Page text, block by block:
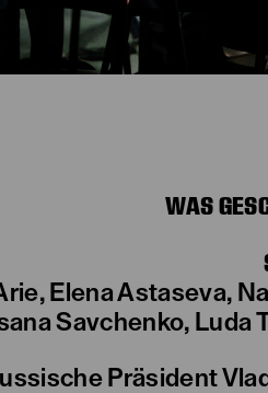
WAS
Elena Astaseva,
Savchenko, Luda
Präsident